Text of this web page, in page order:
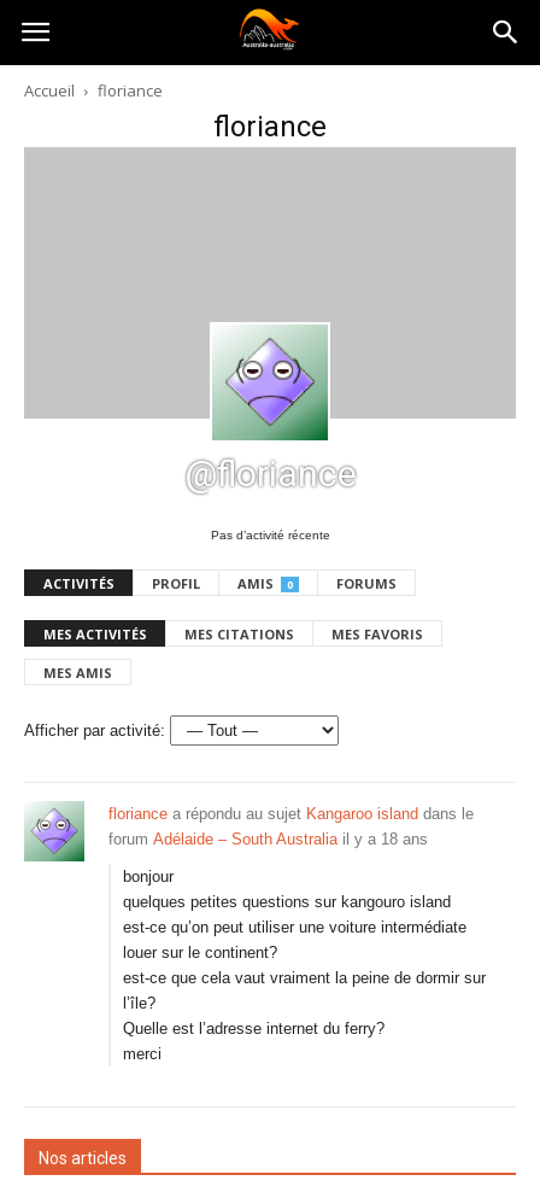
Australia-
australie.com
Accueil floriance
floriance
@floriance
Pas d’activité récente
ACTIVITÉS PROFIL AMIS 0 FORUMS
MES ACTIVITÉS MES CITATIONS MES FAVORIS
MES AMIS
Afficher par activité:
floriance a répondu au sujet Kangaroo island dans le
forum Adélaide – South Australia il y a 18 ans
bonjour
quelques petites questions sur kangouro island
est-ce qu’on peut utiliser une voiture intermédiate
louer sur le continent?
est-ce que cela vaut vraiment la peine de dormir sur
l’île?
Quelle est l’adresse internet du ferry?
merci
Nos articles